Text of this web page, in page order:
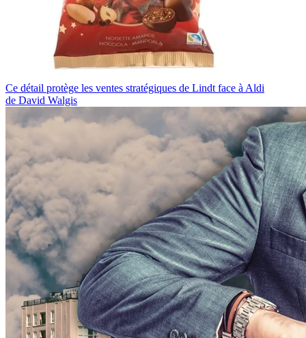
Ce détail protège les ventes stratégiques de Lindt face à Aldi
de David Walgis